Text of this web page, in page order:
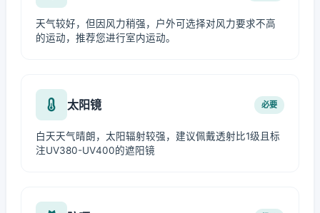
天气较好，但因风力稍强，户外可选择对风力要求不高
的运动，推荐您进行室内运动。
太阳镜 必要
白天天气晴朗，太阳辐射较强，建议佩戴透射比1级且标
注UV380-UV400的遮阳镜